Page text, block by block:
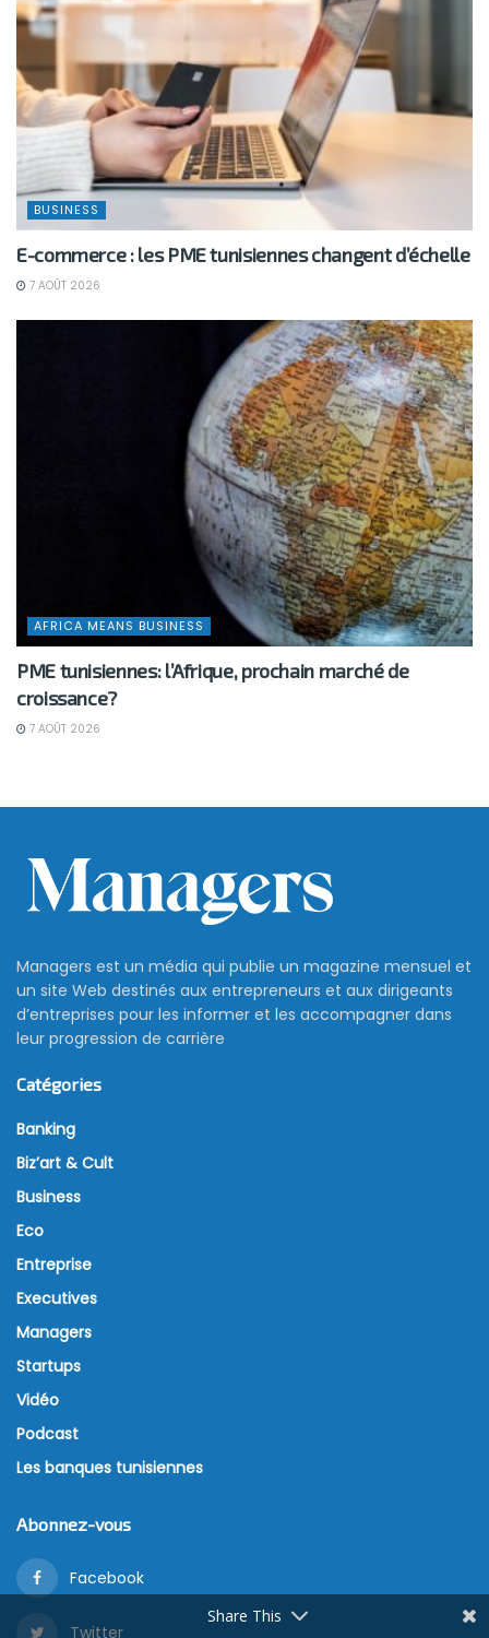
BUSINESS
E-commerce : les PME tunisiennes changent d’échelle
7 AOÛT 2026
AFRICA MEANS BUSINESS
PME tunisiennes: l’Afrique, prochain marché de
croissance?
7 AOÛT 2026
Managers est un média qui publie un magazine mensuel et
un site Web destinés aux entrepreneurs et aux dirigeants
d’entreprises pour les informer et les accompagner dans
leur progression de carrière
Catégories
Banking
Biz’art & Cult
Business
Eco
Entreprise
Executives
Managers
Startups
Vidéo
Podcast
Les banques tunisiennes
Abonnez-vous
Facebook
Twitter
Share This